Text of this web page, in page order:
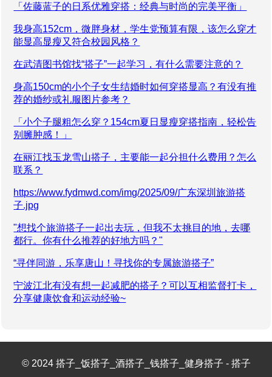
「佐藤蓝子的日系优雅穿搭：经典与时尚的完美平衡」
我身高152cm，微胖身材，学生党预算有限，该怎么穿才
能显高显瘦又符合校园风格？
在武清图书馆找“搭子”一起学习，有什么需要注意的？
身高150cm的小个子女生结婚时如何穿搭显高？有没有推
荐的婚纱或礼服图片参考？
「小个子腿粗怎么穿？154cm夏日显瘦穿搭指南，轻松告
别臃肿感！」
在丽江找玉龙雪山搭子，主要能一起分担什么费用？怎么
联系？
https://www.fydmwd.com/img/2025/09/广东深圳旅游搭
子.jpg
"想找个旅游搭子一起出去玩，但我不太挑目的地，去哪
都行。你有什么推荐的好地方吗？"
“寻伴同游，乐享唐山！寻找你的专属旅游搭子”
宁波江北有没有想一起减肥的搭子？可以互相监督打卡，
分享健康饮食和运动经验~
© 2024 搭子_饭搭子_酒搭子_钱搭子_健身搭子 - 搭子